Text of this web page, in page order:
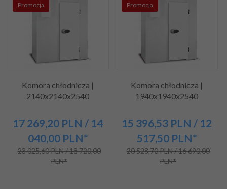
Promocja
Komora chłodnicza |
2140x2140x2540
17 269,20 PLN / 14
040,00 PLN*
23 025,60 PLN / 18 720,00
PLN*
Promocja
Komora chłodnicza |
1940x1940x2540
15 396,53 PLN / 12
517,50 PLN*
20 528,70 PLN / 16 690,00
PLN*